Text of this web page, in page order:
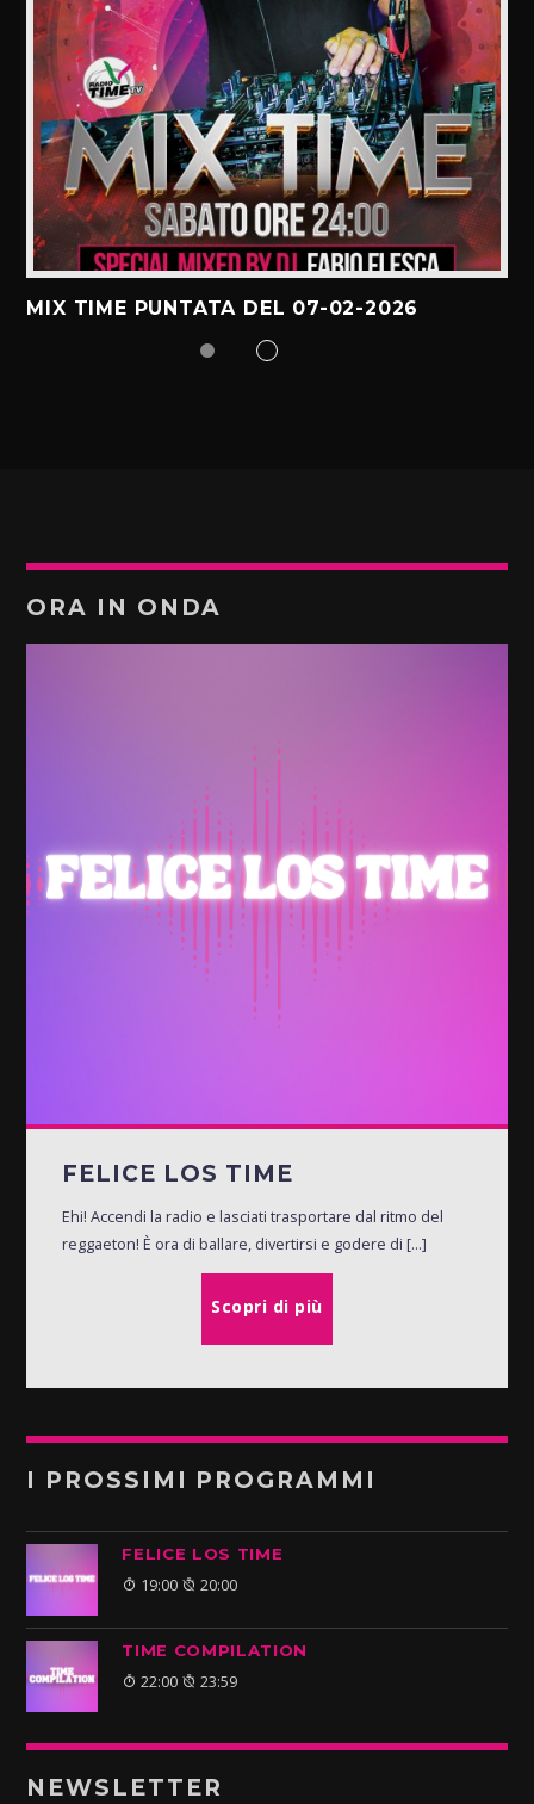
MIX TIME PUNTATA DEL 07-02-2026
ORA IN ONDA
FELICE LOS TIME
Ehi! Accendi la radio e lasciati trasportare dal ritmo del
reggaeton! È ora di ballare, divertirsi e godere di [...]
Scopri di più
I PROSSIMI PROGRAMMI
FELICE LOS TIME
19:00 20:00
TIME COMPILATION
22:00 23:59
NEWSLETTER